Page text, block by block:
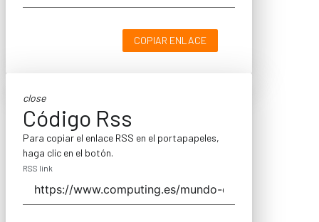
COPIAR ENLACE
close
Código Rss
Para copiar el enlace RSS en el portapapeles,
haga clic en el botón.
RSS link